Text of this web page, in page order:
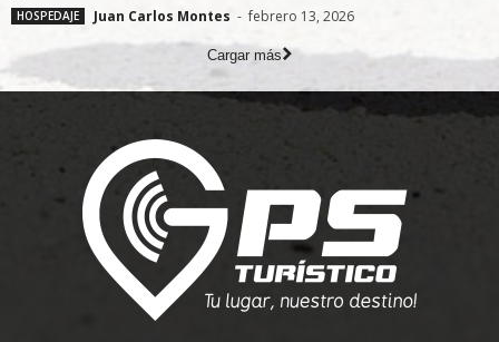
HOSPEDAJE Juan Carlos Montes - febrero 13, 2026
Cargar más